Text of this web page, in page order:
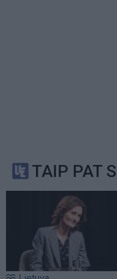
TAIP PAT